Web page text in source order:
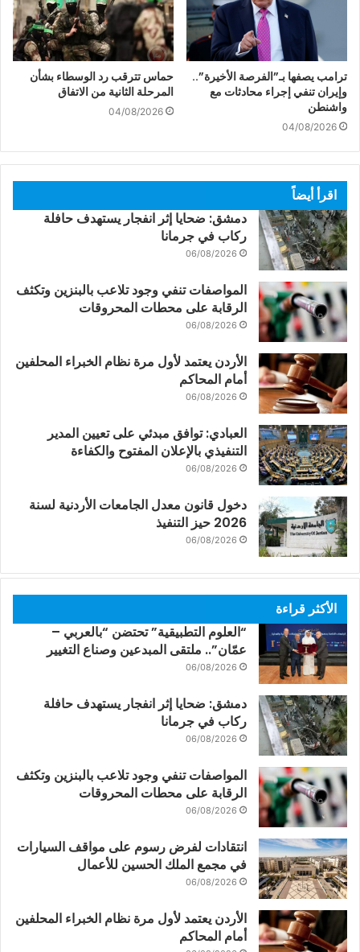
ترامب يصفها بـ”الفرصة الأخيرة”..
وإيران تنفي إجراء محادثات مع
واشنطن
04/08/2026
حماس تترقب رد الوسطاء بشأن
المرحلة الثانية من الاتفاق
04/08/2026
اقرأ أيضاً
دمشق: ضحايا إثر انفجار يستهدف حافلة
ركاب في جرمانا
06/08/2026
المواصفات تنفي وجود تلاعب بالبنزين وتكثف
الرقابة على محطات المحروقات
06/08/2026
الأردن يعتمد لأول مرة نظام الخبراء المحلفين
أمام المحاكم
06/08/2026
العبادي: توافق مبدئي على تعيين المدير
التنفيذي بالإعلان المفتوح والكفاءة
06/08/2026
دخول قانون معدل الجامعات الأردنية لسنة
2026 حيز التنفيذ
06/08/2026
الأكثر قراءة
“العلوم التطبيقية” تحتضن “بالعربي –
عمّان”.. ملتقى المبدعين وصناع التغيير
06/08/2026
دمشق: ضحايا إثر انفجار يستهدف حافلة
ركاب في جرمانا
06/08/2026
المواصفات تنفي وجود تلاعب بالبنزين وتكثف
الرقابة على محطات المحروقات
06/08/2026
انتقادات لفرض رسوم على مواقف السيارات
في مجمع الملك الحسين للأعمال
06/08/2026
الأردن يعتمد لأول مرة نظام الخبراء المحلفين
أمام المحاكم